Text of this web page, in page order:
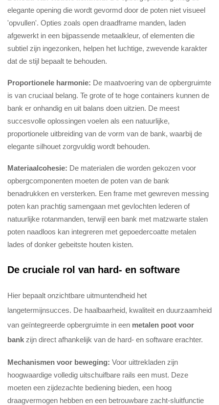
elegante opening die wordt gevormd door de poten niet visueel
'opvullen'. Opties zoals open draadframe manden, laden
afgewerkt in een bijpassende metaalkleur, of elementen die
subtiel zijn ingezonken, helpen het luchtige, zwevende karakter
dat de stijl bepaalt te behouden.
Proportionele harmonie: De maatvoering van de opbergruimte
is van cruciaal belang. Te grote of te hoge containers kunnen de
bank er onhandig en uit balans doen uitzien. De meest
succesvolle oplossingen voelen als een natuurlijke,
proportionele uitbreiding van de vorm van de bank, waarbij de
elegante silhouet zorgvuldig wordt behouden.
Materiaalcohesie: De materialen die worden gekozen voor
opbergcomponenten moeten de poten van de bank
benadrukken en versterken. Een frame met gewreven messing
poten kan prachtig samengaan met gevlochten lederen of
natuurlijke rotanmanden, terwijl een bank met matzwarte stalen
poten naadloos kan integreren met gepoedercoatte metalen
lades of donker gebeitste houten kisten.
De cruciale rol van hard- en software
Hier bepaalt onzichtbare uitmuntendheid het
langetermijnsucces. De haalbaarheid, kwaliteit en duurzaamheid
van geïntegreerde opbergruimte in een metalen poot voor
bank zijn direct afhankelijk van de hard- en software erachter.
Mechanismen voor beweging: Voor uittrekladen zijn
hoogwaardige volledig uitschuifbare rails een must. Deze
moeten een zijdezachte bediening bieden, een hoog
draagvermogen hebben en een betrouwbare zacht-sluitfunctie